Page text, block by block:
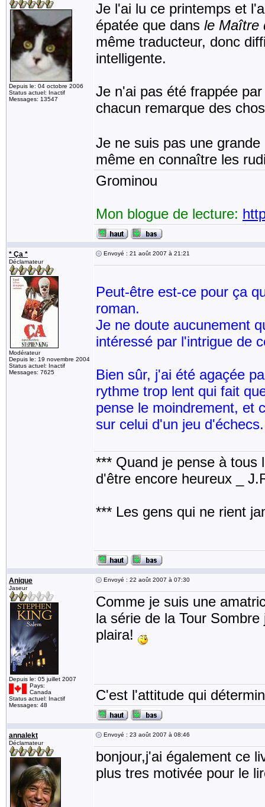
Depuis le: 04 octobre 2006
Status actuel: Inactif
Messages: 13547
Je l'ai lu ce printemps et
épatée que dans le Maître
même traducteur, donc
intelligente.
Je n'ai pas été frappée
chacun remarque des
Je ne suis pas une
même en connaître les
Grominou
Mon blogue de lecture:
* Ça *
Déclamateur
Modérateur
Depuis le: 19 novembre 2004
Status actuel: Inactif
Messages: 7625
Envoyé : 21 août 2007 à 21:21
Peut-être est-ce pour ça
roman.
Je ne doute aucunement
intéressé par l'intrigue de
Bien sûr, j'ai été agaçée
rythme trop lent qui fait
pense le moindrement, et
sur celui d'un jeu
*** Quand je pense à tous
d'être encore heureux _
*** Les gens qui ne rient
Anique
Jaseur
Depuis le: 05 juillet 2007
Pays:
Canada
Status actuel: Inactif
Messages: 48
Envoyé : 22 août 2007 à 07:30
Comme je suis une
la série de la Tour
plaira!
C'est l'attitude qui
annalekt
Déclamateur
Envoyé : 23 août 2007 à 08:46
bonjour,j'ai également ce
plus tres motivée pour le